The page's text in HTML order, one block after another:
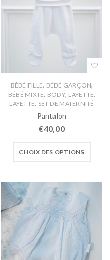
BÉBÉ FILLE, BÉBÉ GARÇON,
BÉBÉ MIXTE, BODY, LAYETTE,
LAYETTE, SET DE MATERNITÉ
Pantalon
€40,00
CHOIX DES OPTIONS